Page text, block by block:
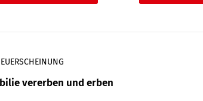
vererben und erben